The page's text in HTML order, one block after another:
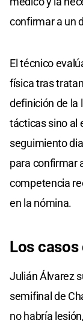
confirmar a un
El técnico
física tras
definición de la
tácticas sino al
seguimiento
para confirmar
competencia
en la nómina.
Los
Julián Álvarez
semifinal de
no habría